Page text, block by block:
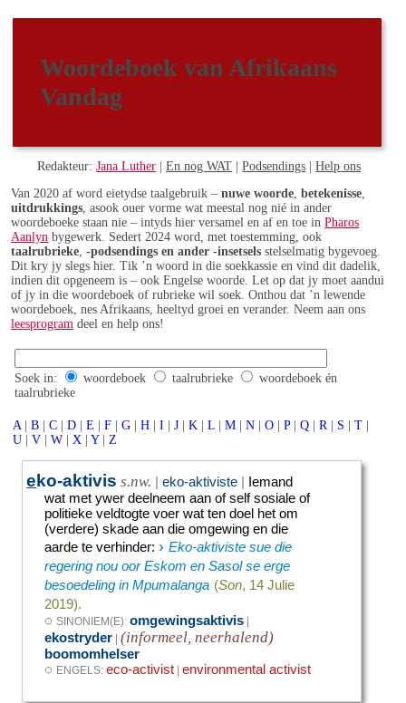
Woordeboek van Afrikaans
Vandag
Redakteur:Jana Luther |En nog WAT |Podsendings |Help ons
Van 2020 af word eietydse taalgebruik –nuwe woorde ,betekenisse
uitdrukkings , asook ouer vorme wat meestal nog nié in ander
woordeboeke staan nie – intyds hier versamel en af en toe inPharos
Aanlyn bygewerk. Sedert 2024 word, met toestemming, ook
taalrubrieke ,-podsendings en ander -insetsels stelselmatig bygevoeg.
Dit kry jy slegs hier. Tik ’n woord in die soekkassie en vind dit dadelik,
indien dit opgeneem is – ook Engelse woorde. Let op dat jy moet aandui
of jy in die woordeboek of rubrieke wil soek. Onthou dat ’n lewende
woordeboek, nes Afrikaans, heeltyd groei en verander. Neem aan ons
leesprogram deel en help ons!
Soek in: woordeboek taalrubrieke
woordeboek én
taalrubrieke
A | B | C | D | E | F | G | H | I | J | K | L | M | N | O | P | Q | R | S | T |
U | V | W | X | Y | Z
eko-aktivis s.nw. |eko-aktiviste | Iemand
wat met ywer deelneem aan of self sosiale of
politieke veldtogte voer wat ten doel het om
(verdere) skade aan die omgewing en die
aarde te verhinder:› Eko-aktiviste sue die
regering nou oor Eskom en Sasol se erge
besoedeling in Mpumalanga (Son, 14 Julie
2019).
◌SINONIEM(E):omgewingsaktivis |
ekostryder |(informeel, neerhalend)
boomomhelser
◌ ENGELS:eco-activist |environmental activist